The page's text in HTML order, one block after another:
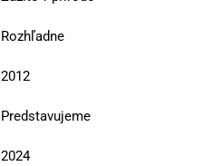
Rozhľadne
2012
Predstavujeme
2024